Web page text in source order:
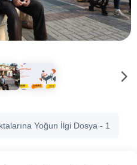
Yoğun İlgi Dosya - 1